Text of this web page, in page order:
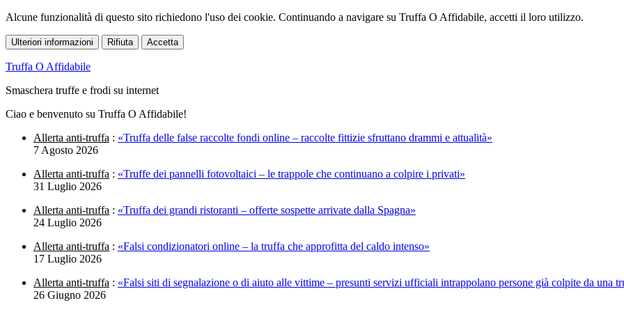
Alcune funzionalità di questo sito richiedono l'uso dei cookie. Continuando a navigare su Truffa O Affidabile, accetti il loro utilizzo.
Ulteriori informazioni Rifiuta Accetta
Truffa O Affidabile
Smaschera truffe e frodi su internet
Ciao e benvenuto su Truffa O Affidabile!
Allerta anti-truffa : «Truffa delle false raccolte fondi online – raccolte fittizie sfruttano drammi e attualità»
7 Agosto 2026
Allerta anti-truffa : «Truffe dei pannelli fotovoltaici – le trappole che continuano a colpire i privati»
31 Luglio 2026
Allerta anti-truffa : «Truffa dei grandi ristoranti – offerte sospette arrivate dalla Spagna»
24 Luglio 2026
Allerta anti-truffa : «Falsi condizionatori online – la truffa che approfitta del caldo intenso»
17 Luglio 2026
Allerta anti-truffa : «Falsi siti di segnalazione o di aiuto alle vittime – presunti servizi ufficiali intrappolano persone già colpite da una
26 Giugno 2026